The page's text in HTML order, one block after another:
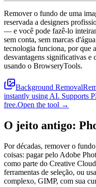
Remover o fundo de uma
reservada a designers
— e você pode fazê-lo
sem conta, sem marcas
tecnologia funciona, por que
desvantagens significativas e
usando o BrowseryTools.
Background Removal
instantly using AI. Supports
free.Open the tool →
O jeito antigo:
Por décadas, remover o
coisas: pagar pelo Adobe
como parte do Creative
ferramentas de seleção, ou
complexo, GIMP, com sua